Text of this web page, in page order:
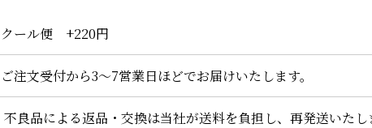
クール便 +220円
ご注文受付から3～7営業日ほどでお届けいたします。
不良品による返品・交換は当社が送料を負担し、再発送いたし